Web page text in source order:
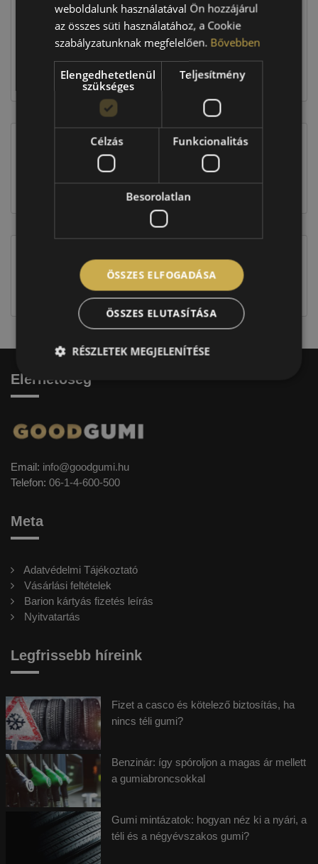
28 180 Ft
Kosárba
EU-s abroncscímke
Figyelem a feltüntetett címke adatok tájékoztató
jellegűek. Előfordulhat, hogy még a korábbi EU-s
címkével ellátott abroncs kerül kiszállításra.
Elérhetőség
Email: info@goodgumi.hu
Telefon: 06-1-4-600-500
Meta
Adatvédelmi Tájékoztató
Vásárlási feltételek
Barion kártyás fizetés leírás
Nyitvatartás
Legfrissebb híreink
Fizet a casco és kötelező biztosítás, ha
nincs téli gumi?
Benzinár: így spóroljon a magas ár mellett
a gumiabroncsokkal
Gumi mintázatok: hogyan néz ki a nyári, a
téli és a négyévszakos gumi?
weboldalunk használatával Ön hozzájárul
az összes süti használatához, a Cookie
szabályzatunknak megfelelően. Bővebben
Elengedhetetlenül
szükséges
Teljesítmény
Célzás Funkcionalitás
Besorolatlan
ÖSSZES ELFOGADÁSA
ÖSSZES ELUTASÍTÁSA
RÉSZLETEK MEGJELENÍTÉSE